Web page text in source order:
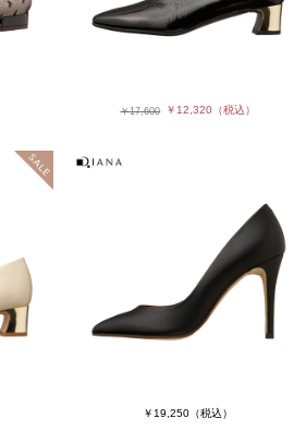
￥17,600 ￥12,320 （税込）
￥19,250 （税込）